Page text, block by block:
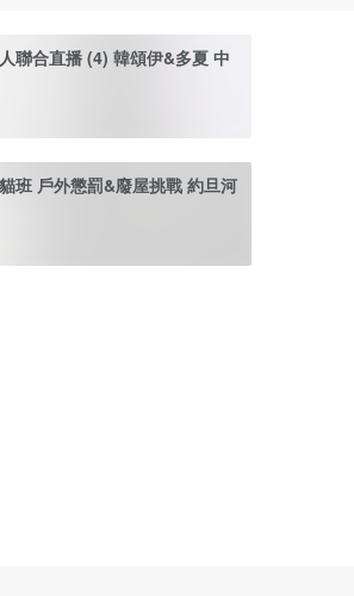
聯合直播 (4) 韓頌伊&多夏 中
班 戶外懲罰&廢屋挑戰 約旦河